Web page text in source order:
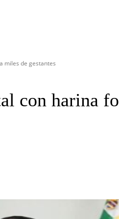
miles de gestantes
con harina